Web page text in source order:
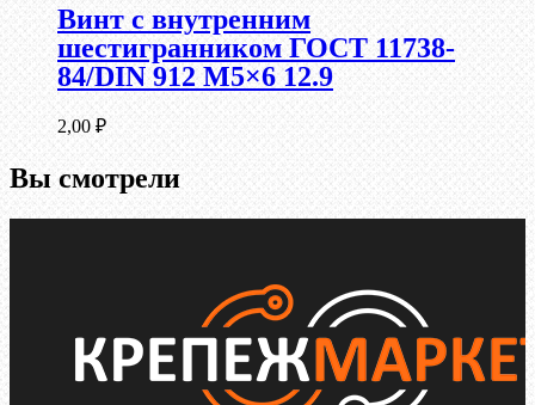
Винт c внутренним
шестигранником ГОСТ 11738-
84/DIN 912 М5×6 12.9
2,00 ₽
Вы смотрели